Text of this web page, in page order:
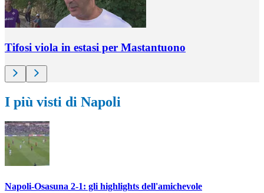
Tifosi viola in estasi per Mastantuono
I più visti di Napoli
Napoli-Osasuna 2-1: gli highlights dell'amichevole